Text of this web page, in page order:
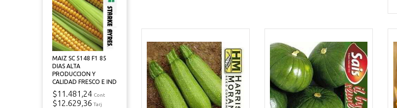
MAIZ SC 5148 F1 85
DIAS ALTA
PRODUCCION Y
CALIDAD FRESCO E IND
$11.481,24 Cont
$12.629,36 Tarj